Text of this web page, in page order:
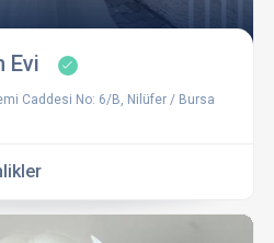
Evi
Caddesi No: 6/B, Nilüfer / Bursa